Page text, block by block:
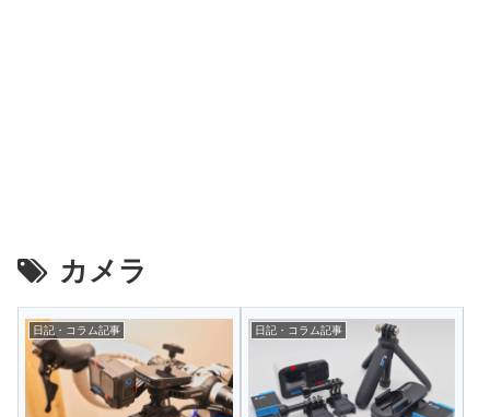
カメラ
日記・コラム記事 日記・コラム記事